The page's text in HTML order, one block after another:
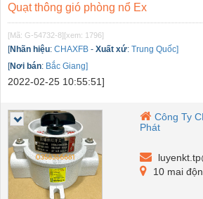
Quạt thông gió phòng nổ Ex
[Mã: G-54732-8][xem: 1796]
[Nhãn hiệu: CHAXFB - Xuất xứ: Trung Quốc]
[Nơi bán: Bắc Giang]
2022-02-25 10:55:51]
Công Ty
Phát
10 mai